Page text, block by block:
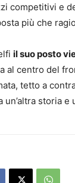
competitivi e
più che
il suo posto
al centro del
tetto a
un’altra storia